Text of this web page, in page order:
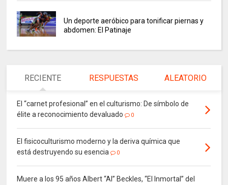
Un deporte aeróbico para tonificar piernas y
abdomen: El Patinaje
RECIENTE RESPUESTAS ALEATORIO
El “carnet profesional” en el culturismo: De símbolo de
élite a reconocimiento devaluado
0
El fisicoculturismo moderno y la deriva química que
está destruyendo su esencia
0
Muere a los 95 años Albert “Al” Beckles, “El Inmortal” del